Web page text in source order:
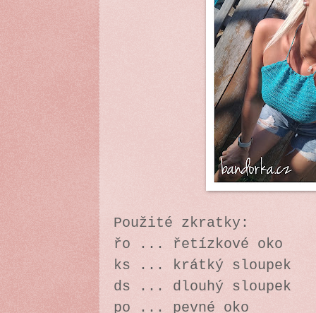
Použité zkratky:
řo ... řetízkové oko
ks ... krátký sloupek
ds ... dlouhý sloupek
po ... pevné oko